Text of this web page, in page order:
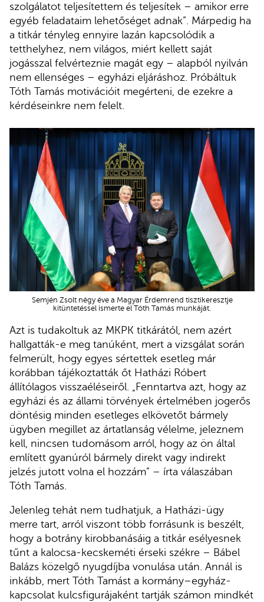
szolgálatot teljesítettem és teljesítek – amikor erre
egyéb feladataim lehetőséget adnak”. Márpedig ha
a titkár tényleg ennyire lazán kapcsolódik a
tetthelyhez, nem világos, miért kellett saját
jogásszal felvérteznie magát egy – alapból nyilván
nem ellenséges – egyházi eljáráshoz. Próbáltuk
Tóth Tamás motivációit megérteni, de ezekre a
kérdéseinkre nem felelt.
Semjén Zsolt négy éve a Magyar Érdemrend tisztikeresztje
kitüntetéssel ismerte el Tóth Tamás munkáját.
Azt is tudakoltuk az MKPK titkárától, nem azért
hallgatták-e meg tanúként, mert a vizsgálat során
felmerült, hogy egyes sértettek esetleg már
korábban tájékoztatták őt Hatházi Róbert
állítólagos visszaéléseiről. „Fenntartva azt, hogy az
egyházi és az állami törvények értelmében jogerős
döntésig minden esetleges elkövetőt bármely
ügyben megillet az ártatlanság vélelme, jeleznem
kell, nincsen tudomásom arról, hogy az ön által
említett gyanúról bármely direkt vagy indirekt
jelzés jutott volna el hozzám” – írta válaszában
Tóth Tamás.
Jelenleg tehát nem tudhatjuk, a Hatházi-ügy
merre tart, arról viszont több forrásunk is beszélt,
hogy a botrány kirobbanásáig a titkár esélyesnek
tűnt a kalocsa-kecskeméti érseki székre – Bábel
Balázs közelgő nyugdíjba vonulása után. Annál is
inkább, mert Tóth Tamást a kormány–egyház-
kapcsolat kulcsfigurájaként tartják számon mindkét